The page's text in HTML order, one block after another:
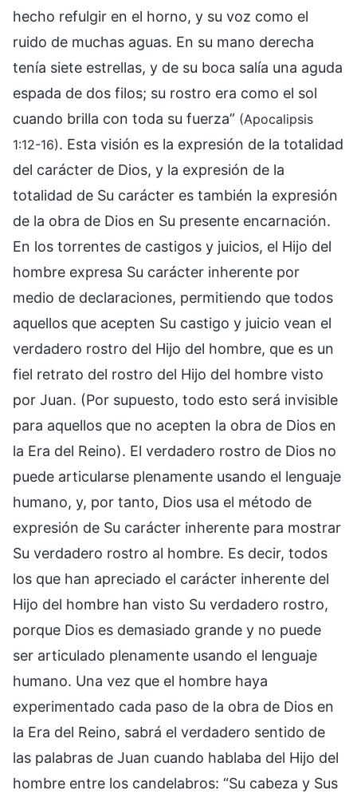
hecho refulgir en el horno, y su voz como el
ruido de muchas aguas. En su mano derecha
tenía siete estrellas, y de su boca salía una aguda
espada de dos filos; su rostro era como el sol
cuando brilla con toda su fuerza” (Apocalipsis
1:12-16). Esta visión es la expresión de la totalidad
del carácter de Dios, y la expresión de la
totalidad de Su carácter es también la expresión
de la obra de Dios en Su presente encarnación.
En los torrentes de castigos y juicios, el Hijo del
hombre expresa Su carácter inherente por
medio de declaraciones, permitiendo que todos
aquellos que acepten Su castigo y juicio vean el
verdadero rostro del Hijo del hombre, que es un
fiel retrato del rostro del Hijo del hombre visto
por Juan. (Por supuesto, todo esto será invisible
para aquellos que no acepten la obra de Dios en
la Era del Reino). El verdadero rostro de Dios no
puede articularse plenamente usando el lenguaje
humano, y, por tanto, Dios usa el método de
expresión de Su carácter inherente para mostrar
Su verdadero rostro al hombre. Es decir, todos
los que han apreciado el carácter inherente del
Hijo del hombre han visto Su verdadero rostro,
porque Dios es demasiado grande y no puede
ser articulado plenamente usando el lenguaje
humano. Una vez que el hombre haya
experimentado cada paso de la obra de Dios en
la Era del Reino, sabrá el verdadero sentido de
las palabras de Juan cuando hablaba del Hijo del
hombre entre los candelabros: “Su cabeza y Sus